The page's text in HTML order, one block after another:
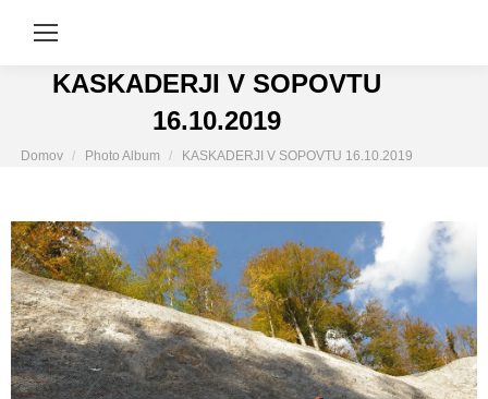
KASKADERJI V SOPOVTU
16.10.2019
You are here:
Domov Photo Album KASKADERJI V SOPOVTU 16.10.2019